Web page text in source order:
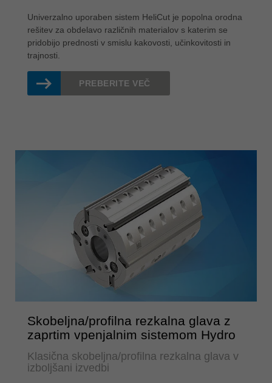
Univerzalno uporaben sistem HeliCut je popolna orodna
rešitev za obdelavo različnih materialov s katerim se
pridobijo prednosti v smislu kakovosti, učinkovitosti in
trajnosti.
PREBERITE VEČ
Skobeljna/profilna rezkalna glava z
zaprtim vpenjalnim sistemom Hydro
Klasična skobeljna/profilna rezkalna glava v
izboljšani izvedbi